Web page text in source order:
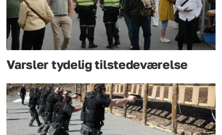
Varsler tydelig tilstedeværelse